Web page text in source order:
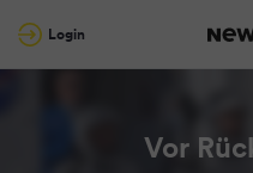
Login
Vor